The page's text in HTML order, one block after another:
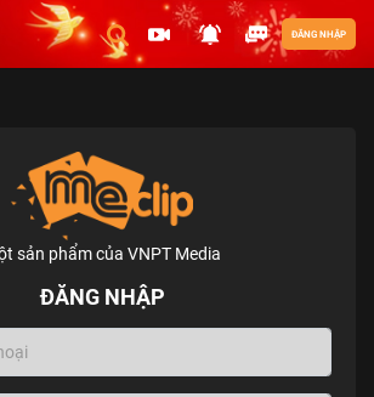
ĐĂNG NHẬP
sản phẩm của VNPT Media
ĐĂNG NHẬP